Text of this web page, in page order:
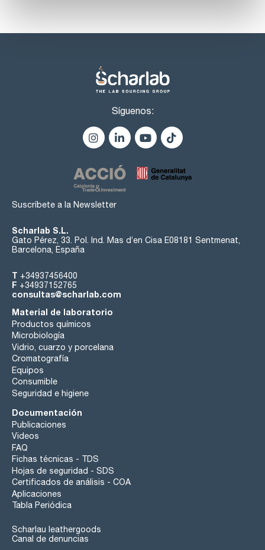
Síguenos:
Suscríbete a la Newsletter
Scharlab S.L.
Gato Pérez, 33. Pol. Ind. Mas d’en Cisa E08181 Sentmenat,
Barcelona, España
T +34937456400
F +34937152765
consultas@scharlab.com
Material de laboratorio
Productos químicos
Microbiología
Vidrio, cuarzo y porcelana
Cromatografía
Equipos
Consumible
Seguridad e higiene
Documentación
Publicaciones
Videos
FAQ
Fichas técnicas - TDS
Hojas de seguridad - SDS
Certificados de análisis - COA
Aplicaciones
Tabla Periódica
Scharlau leathergoods
Canal de denuncias